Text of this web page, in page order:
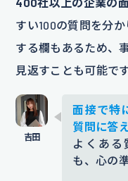
400社以上の企業の
すい100の質問を分
する欄もあるため、
見返すことも可能です
面接で特
質問に答
よくある
も、心の